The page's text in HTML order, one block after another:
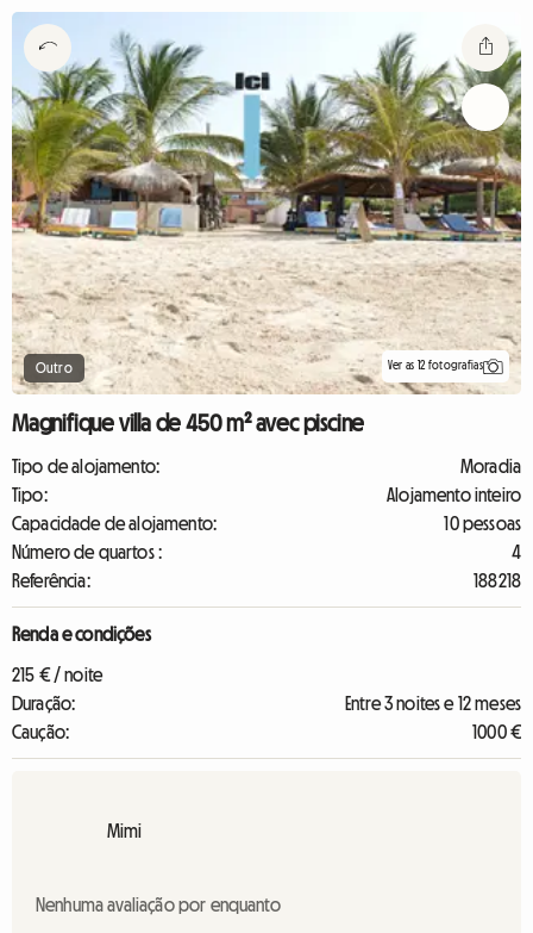
Outro Ver as 12 fotografias
Magnifique villa de 450 m² avec piscine
Tipo de alojamento:
Moradia
Tipo:
Alojamento inteiro
Capacidade de alojamento:
10 pessoas
Número de quartos :
4
Referência:
188218
Renda e condições
215 € / noite
Duração:
Entre 3 noites e 12 meses
Caução:
1000 €
Mimi
Nenhuma avaliação por enquanto